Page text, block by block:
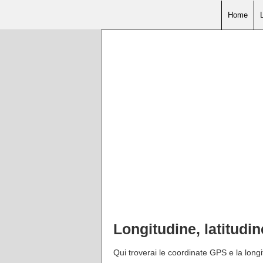
Home
Longitudine,
Qui troverai le coordinate GPS e la